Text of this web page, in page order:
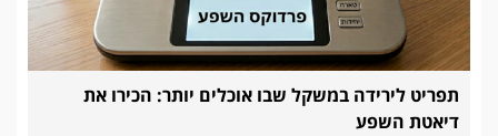
תפריט לירידה במשקל שבו אוכלים יותר: הכירו את
דיאטת השפע